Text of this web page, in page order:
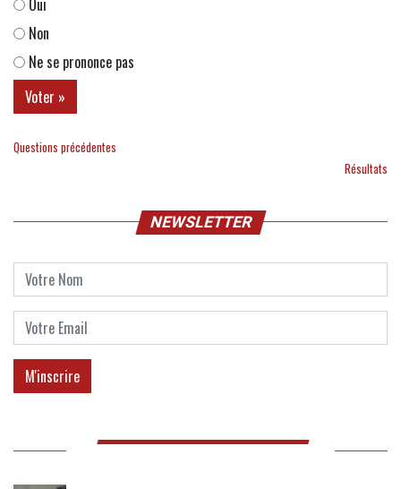
Oui
Non
Ne se prononce pas
Questions précédentes
Résultats
NEWSLETTER